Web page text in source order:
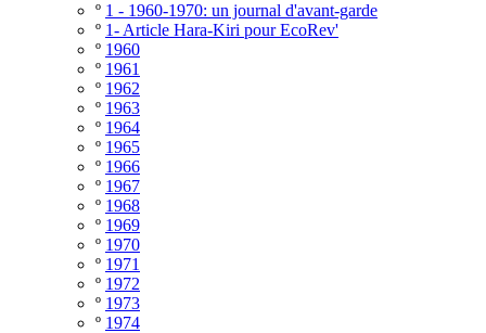
º 1 - 1960-1970: un journal d'avant-garde
º 1- Article Hara-Kiri pour EcoRev'
º 1960
º 1961
º 1962
º 1963
º 1964
º 1965
º 1966
º 1967
º 1968
º 1969
º 1970
º 1971
º 1972
º 1973
º 1974